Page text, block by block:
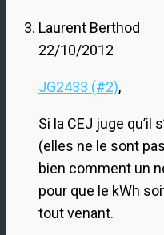
Laurent Berthod
22/10/2012
JG2433 (#2),
Si la CEJ juge qu’il
(elles ne le sont
bien comment un
pour que le kWh
tout venant.